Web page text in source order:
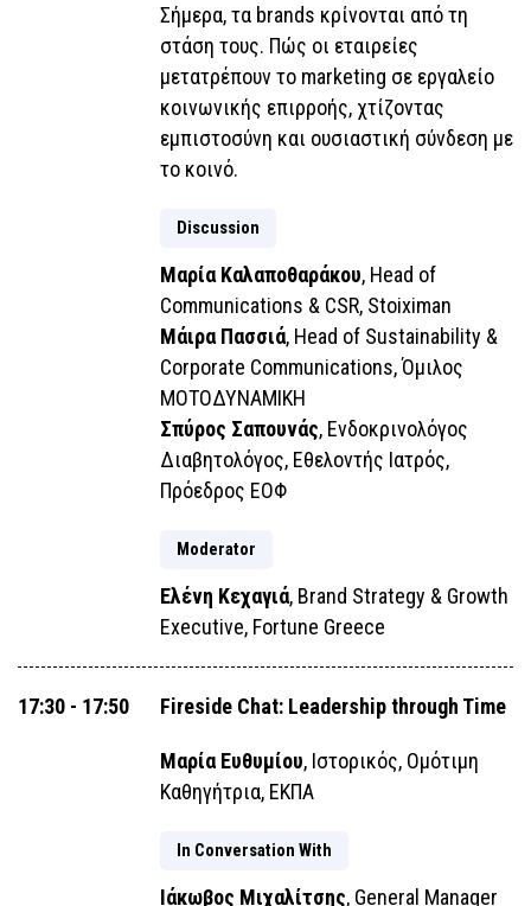
Σήμερα, τα brands κρίνονται από τη
στάση τους. Πώς οι εταιρείες
μετατρέπουν το marketing σε εργαλείο
κοινωνικής επιρροής, χτίζοντας
εμπιστοσύνη και ουσιαστική σύνδεση με
το κοινό.
Discussion
Μαρία Καλαποθαράκου, Head of
Communications & CSR, Stoiximan
Μάιρα Πασσιά, Head of Sustainability &
Corporate Communications, Όμιλος
ΜΟΤΟΔΥΝΑΜΙΚΗ
Σπύρος Σαπουνάς, Ενδοκρινολόγος
Διαβητολόγος, Εθελοντής Ιατρός,
Πρόεδρος ΕΟΦ
Moderator
Ελένη Κεχαγιά, Brand Strategy & Growth
Executive, Fortune Greece
17:30 - 17:50 Fireside Chat: Leadership through Time
Μαρία Ευθυμίου, Ιστορικός, Ομότιμη
Καθηγήτρια, ΕΚΠΑ
In Conversation With
Ιάκωβος Μιχαλίτσης, General Manager